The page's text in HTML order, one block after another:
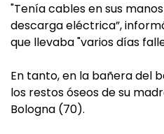
"Tenía cables en sus
descarga eléctrica”,
que llevaba "varios días
En tanto, en la bañera del
los restos óseos de su
Bologna (70).